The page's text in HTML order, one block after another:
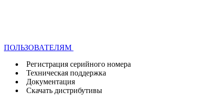
ПОЛЬЗОВАТЕЛЯМ
Регистрация серийного номера
Техническая поддержка
Документация
Скачать дистрибутивы